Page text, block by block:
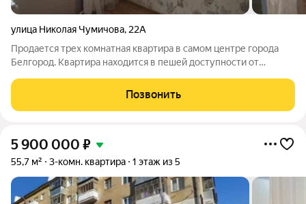
улица Николая Чумичова, 22А
Продается трех комнатная квартира в самом центре города
Белгород. Квартира находится в пешей доступности от
Администрация города Белгорода. Рядом магазины, банки,
аптеки. Остановка
Позвонить
5 900 000 ₽
55,7 м² 3-комн. квартира 1 этаж из 5